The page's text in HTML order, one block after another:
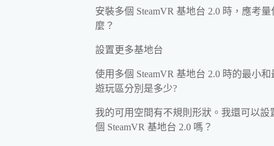
安裝多個 SteamVR 基地台 2.0 時，應考量
麼？
設置更多基地台
使用多個 SteamVR 基地台 2.0 時的最小和
遊玩區分別是多少?
我的可用空間有不規則形狀。我還可以設
個 SteamVR 基地台 2.0 嗎？